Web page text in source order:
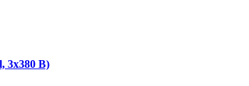
3х380 В)